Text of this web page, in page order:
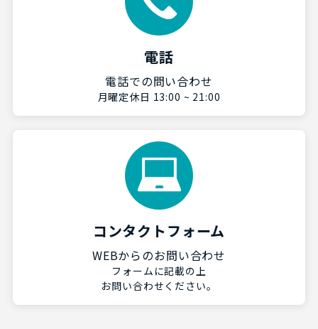
電話
電話での問い合わせ
月曜定休日 13:00 ~ 21:00
コンタクトフォーム
WEBからのお問い合わせ
フォームに記載の上
お問い合わせください。